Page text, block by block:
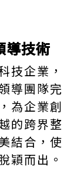
導技術
技企業，
導團隊完
為企業創
的跨界整
結合，使
穎而出。